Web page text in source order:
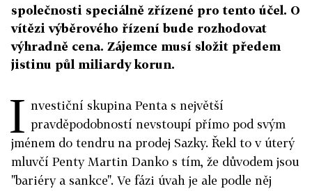
společnosti speciálně zřízené pro tento účel. O
vítězi výběrového řízení bude rozhodovat
výhradně cena. Zájemce musí složit předem
jistinu půl miliardy korun.
I nvestiční skupina Penta s největší
pravděpodobností nevstoupí přímo pod svým
jménem do tendru na prodej Sazky. Řekl to v úterý
mluvčí Penty Martin Danko s tím, že důvodem jsou
"bariéry a sankce". Ve fázi úvah je ale podle něj